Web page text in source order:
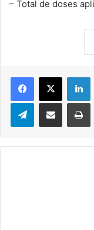
– Total de doses
Telegram